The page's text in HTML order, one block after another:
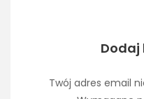
Dodaj
Twój adres email